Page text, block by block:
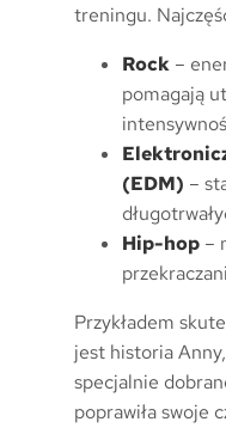
treningu.
Rock –
pomagają
(EDM) –
Hip-hop –
Przykładem
jest historia
specjalnie
poprawiła swoje